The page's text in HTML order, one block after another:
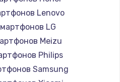
Lenovo
LG
Meizu
Philips
Samsung